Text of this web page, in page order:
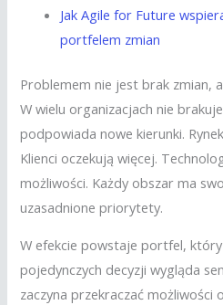
Jak Agile for Future
portfelem zmian
Problemem nie jest brak zmian,
W wielu organizacjach nie
podpowiada nowe kierunki.
Klienci oczekują więcej.
możliwości. Każdy obszar ma
uzasadnione priorytety.
W efekcie powstaje portfel,
pojedynczych decyzji wygląda
zaczyna przekraczać możliwości